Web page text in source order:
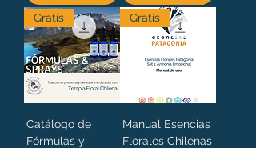
Gratis
Catálogo de
Fórmulas y
Gratis
Manual Esencias
Florales Chilenas